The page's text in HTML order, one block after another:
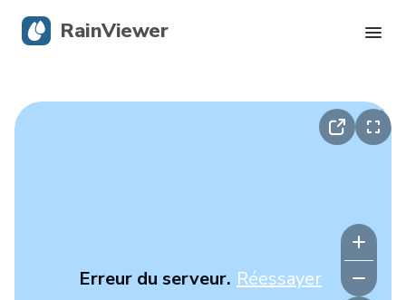
Erreur du serveur. Réessayer
RainViewer